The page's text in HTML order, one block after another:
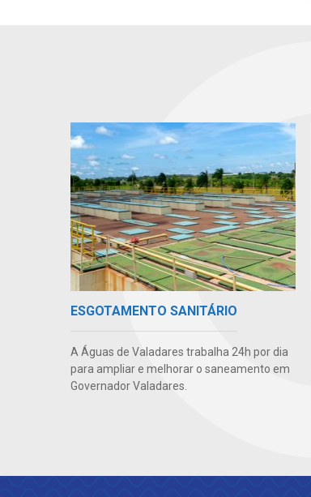
ESGOTAMENTO SANITÁRIO
A Águas de Valadares trabalha 24h por dia
para ampliar e melhorar o saneamento em
Governador Valadares.